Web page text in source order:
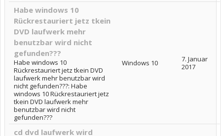
Habe windows 10
Rückrestauriert jetz tkein
DVD laufwerk mehr
benutzbar wird nicht
gefunden???
Habe windows 10
Rückrestauriert jetz tkein DVD
laufwerk mehr benutzbar wird
nicht gefunden???: Habe
windows 10 Rückrestauriert jetz
tkein DVD laufwerk mehr
benutzbar wird nicht
gefunden???
Windows 10
7. Januar
2017
cd dvd laufwerk wird